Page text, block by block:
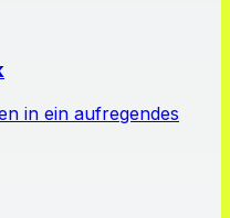
in ein aufregendes